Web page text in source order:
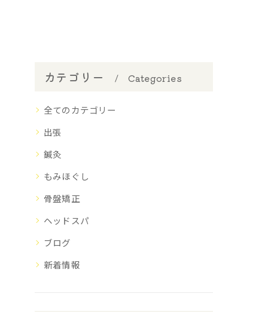
カテゴリー Categories
全てのカテゴリー
出張
鍼灸
もみほぐし
骨盤矯正
ヘッドスパ
ブログ
新着情報